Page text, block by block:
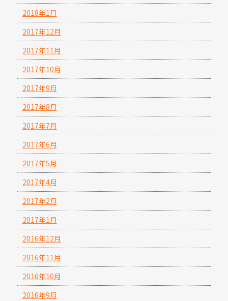
2018年1月
2017年12月
2017年11月
2017年10月
2017年9月
2017年8月
2017年7月
2017年6月
2017年5月
2017年4月
2017年2月
2017年1月
2016年12月
2016年11月
2016年10月
2016年9月